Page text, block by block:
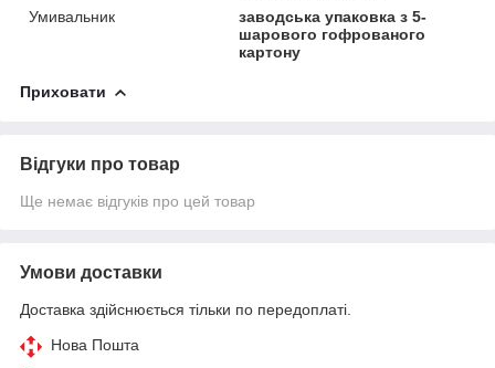
Умивальник
заводська упаковка з 5-
шарового гофрованого
картону
Приховати
Відгуки про товар
Ще немає відгуків про цей товар
Умови доставки
Доставка здійснюється тільки по передоплаті.
Нова Пошта